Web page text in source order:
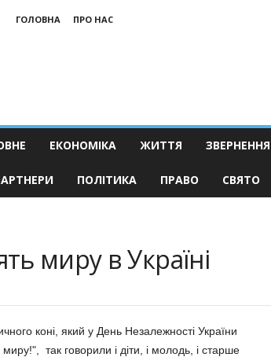
ГОЛОВНА
ПРО НАС
ЕКОНОМІКА ЖИТТЯ ЗВЕРНЕННЯ
ПОЛІТИКА ПРАВО СВЯТО
миру в Україні
коні, який у День Незалежності України
так говорили і діти, і молодь, і старше